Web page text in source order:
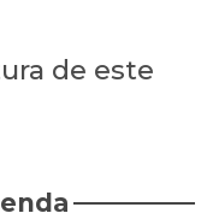
de este